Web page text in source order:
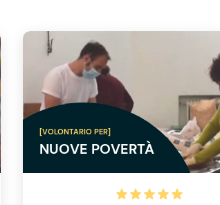
[VOLONTARIO PER]
NUOVE POVERTÀ